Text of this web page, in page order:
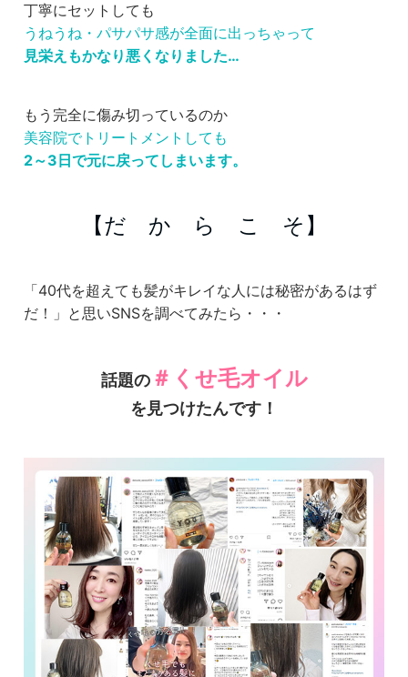
丁寧にセットしても
うねうね・パサパサ感が全面に出っちゃって
見栄えもかなり悪くなりました…
もう完全に傷み切っているのか
美容院でトリートメントしても
2～3日で元に戻ってしまいます。
【だ か ら こ そ】
「40代を超えても髪がキレイな人には秘密があるはず
だ！」と思いSNSを調べてみたら・・・
話題の＃くせ毛オイル
を見つけたんです！